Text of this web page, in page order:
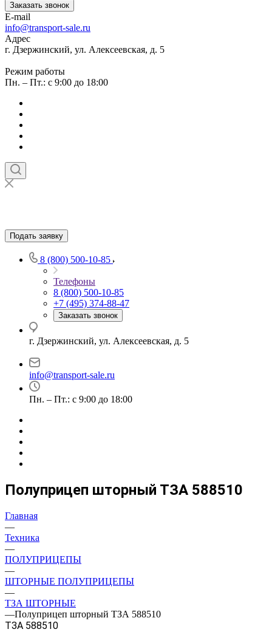
Заказать звонок
E-mail
info@transport-sale.ru
Адрес
г. Дзержинский, ул. Алексеевская, д. 5
Режим работы
Пн. – Пт.: с 9:00 до 18:00
Подать заявку
8 (800) 500-10-85
Телефоны
8 (800) 500-10-85
+7 (495) 374-88-47
Заказать звонок
г. Дзержинский, ул. Алексеевская, д. 5
info@transport-sale.ru
Пн. – Пт.: с 9:00 до 18:00
Полуприцеп шторный ТЗА 588510
Главная
—
Техника
—
ПОЛУПРИЦЕПЫ
—
ШТОРНЫЕ ПОЛУПРИЦЕПЫ
—
ТЗА ШТОРНЫЕ
—Полуприцеп шторный ТЗА 588510
ТЗА 588510